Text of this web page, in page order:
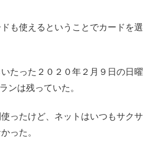
も使えるということでカードを選
たった２０２０年２月９日の日曜
ンは残っていた。
ったけど、ネットはいつもサクサ
った。